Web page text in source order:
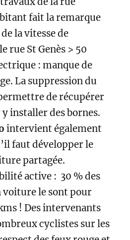
fait la remarque
la vitesse de
rue St Genès > 50
: manque de
La suppression du
de récupérer
y installer des bornes.
intervient également
faut développer le
partagée.
active : 30 % des
voiture le sont pour
! Des intervenants
cyclistes sur les